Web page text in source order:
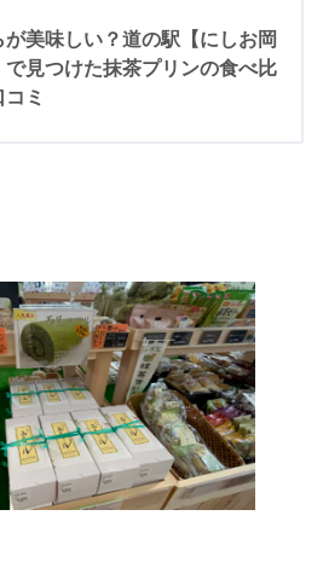
が美味しい？道の駅【にしお岡
で見つけた抹茶プリンの食べ比
ミ